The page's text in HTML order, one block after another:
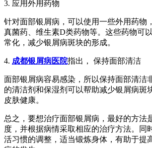
3. 应用外用药物
针对面部银屑病，可以使用一些外用药物
真菌药、维生素D类药物等。这些药物可
常化，减少银屑病斑块的形成。
4. 成都银屑病医院指出， 保持面部清洁
面部银屑病容易感染，所以保持面部清洁
的清洁剂和保湿剂可以帮助减少银屑病斑
皮肤健康。
总之，要想治疗面部银屑病，最好的方法
度，并根据病情采取相应的治疗方法。同
活习惯的调整，适当锻炼身体，有助于提